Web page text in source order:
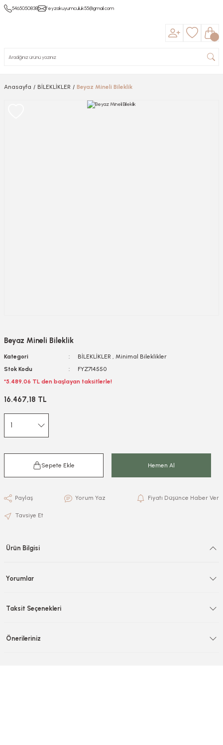
5465050838 feyzakuyumculuk55@gmail.com
Anasayfa BİLEKLİKLER Beyaz Mineli Bileklik
Beyaz Mineli Bileklik
Kategori BİLEKLİKLER , Minimal Bileklikler
Stok Kodu
FYZ714550
*5.489,06 TL den başlayan taksitlerle!
16.467,18 TL
Sepete Ekle Hemen Al
Yorum Yaz Fiyatı Düşünce Haber Ver
Tavsiye Et
Paylaş
Ürün Bilgisi
Yorumlar
Taksit Seçenekleri
Önerileriniz